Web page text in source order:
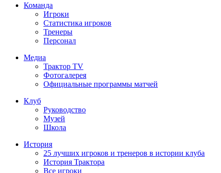
Команда
Игроки
Статистика игроков
Тренеры
Персонал
Медиа
Трактор TV
Фотогалерея
Официальные программы матчей
Клуб
Руководство
Музей
Школа
История
25 лучших игроков и тренеров в истории клуба
История Трактора
Все игроки